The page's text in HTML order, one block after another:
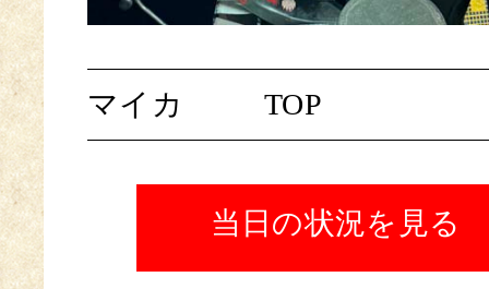
マイカ TOP
当日の状況を見る